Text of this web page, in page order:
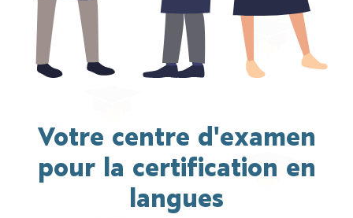
Votre centre d'examen
pour la certification en
langues